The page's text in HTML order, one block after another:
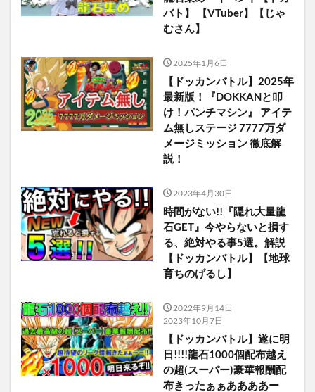
バト】 【VTuber】【じゃ
むさん】
2025年1月6日
【ドッカンバトル】2025年
最新版！『DOKKANと叩
け！パンチマシン』 アイテ
ム無しステージ 7777万ダ
メージミッション 徹底解
説！
2023年4月30日
時間がない!!『隠れ大量龍
石GET』今やらないと損す
る、絶対やる事5選。解説
【ドッカンバトル】【地球
育ちのげるし】
2022年9月14日
2023年10月7日
【ドッカンバトル】遂に明
日!!!!龍石1000個配布越え
の超(スーパー)豪華報酬配
布きったぁぁああああー